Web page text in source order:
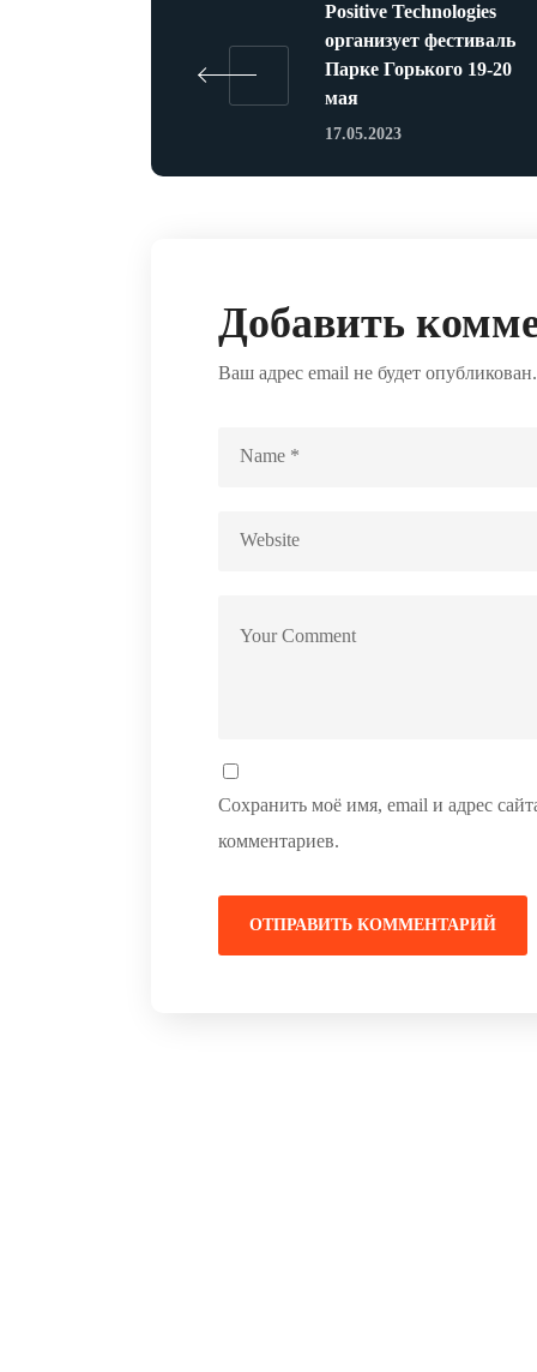
Positive Technologies
организует фестиваль
Парке Горького 19-20
мая
17.05.2023
Добавить
Ваш адрес email не будет опубликован.
Сохранить моё имя, email и адрес
комментариев.